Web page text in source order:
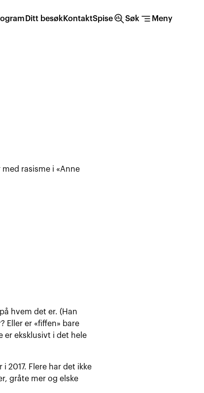
Ditt besøkKontaktSpisesearch_insightsSøk segment Meny
rasisme i «Anne
hvem det er. (Han
Eller er «fiffen» bare
er eksklusivt i det hele
2017. Flere har det ikke
gråte mer og elske